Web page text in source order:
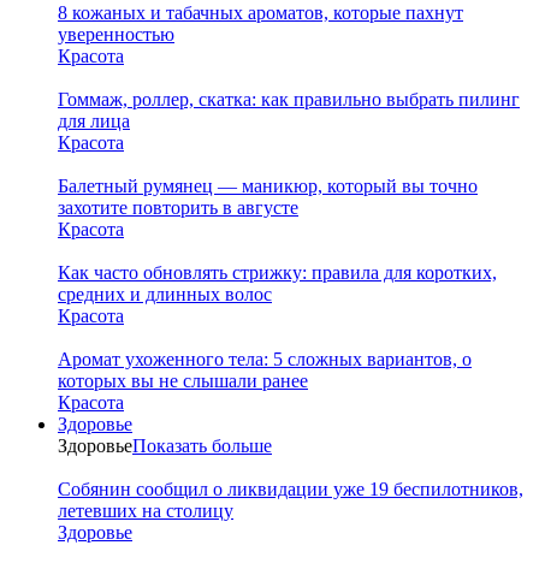
8 кожаных и табачных ароматов, которые пахнут
уверенностью
Красота
Гоммаж, роллер, скатка: как правильно выбрать пилинг
для лица
Красота
Балетный румянец — маникюр, который вы точно
захотите повторить в августе
Красота
Как часто обновлять стрижку: правила для коротких,
средних и длинных волос
Красота
Аромат ухоженного тела: 5 сложных вариантов, о
которых вы не слышали ранее
Красота
Здоровье
ЗдоровьеПоказать больше
Собянин сообщил о ликвидации уже 19 беспилотников,
летевших на столицу
Здоровье